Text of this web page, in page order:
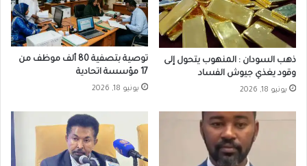
ذهب السودان : المنهوب يتحول إلى
وقود يغذي جيوش الفساد
يونيو 18, 2026
توصية بتصفية 80 ألف موظف من
17 مؤسسة اتحادية
يونيو 18, 2026